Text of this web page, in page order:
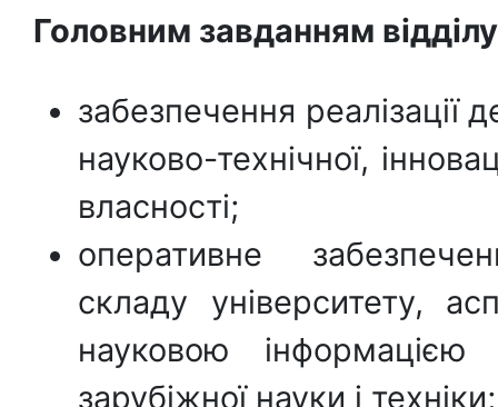
Головним завданням
забезпечення реалізації
науково-технічної,
власності;
оперативне
складу університету,
науковою інформацією
зарубіжної науки і техніки;